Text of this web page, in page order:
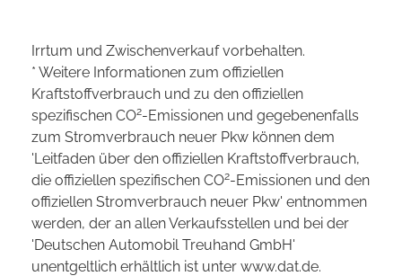
Irrtum und Zwischenverkauf vorbehalten.
* Weitere Informationen zum offiziellen
Kraftstoffverbrauch und zu den offiziellen
spezifischen CO2-Emissionen und gegebenenfalls
zum Stromverbrauch neuer Pkw können dem
'Leitfaden über den offiziellen Kraftstoffverbrauch,
die offiziellen spezifischen CO2-Emissionen und den
offiziellen Stromverbrauch neuer Pkw' entnommen
werden, der an allen Verkaufsstellen und bei der
'Deutschen Automobil Treuhand GmbH'
unentgeltlich erhältlich ist unter www.dat.de.